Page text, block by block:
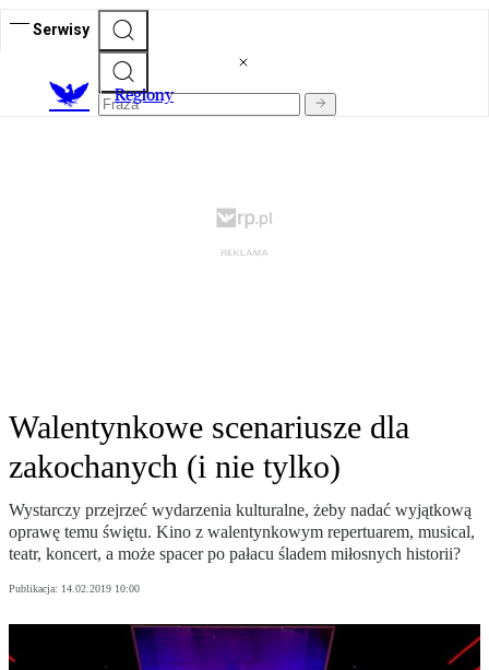
Serwisy
Regiony
Walentynkowe scenariusze dla
zakochanych (i nie tylko)
Wystarczy przejrzeć wydarzenia kulturalne, żeby nadać wyjątkową
oprawę temu świętu. Kino z walentynkowym repertuarem, musical,
teatr, koncert, a może spacer po pałacu śladem miłosnych historii?
Publikacja: 14.02.2019 10:00